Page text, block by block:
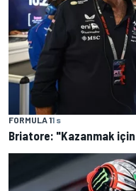
FORMULA 11 s
Briatore: "Kazanmak